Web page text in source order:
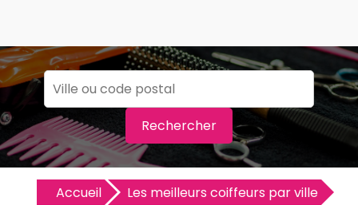
Rechercher
Accueil
Les meilleurs coiffeurs par ville